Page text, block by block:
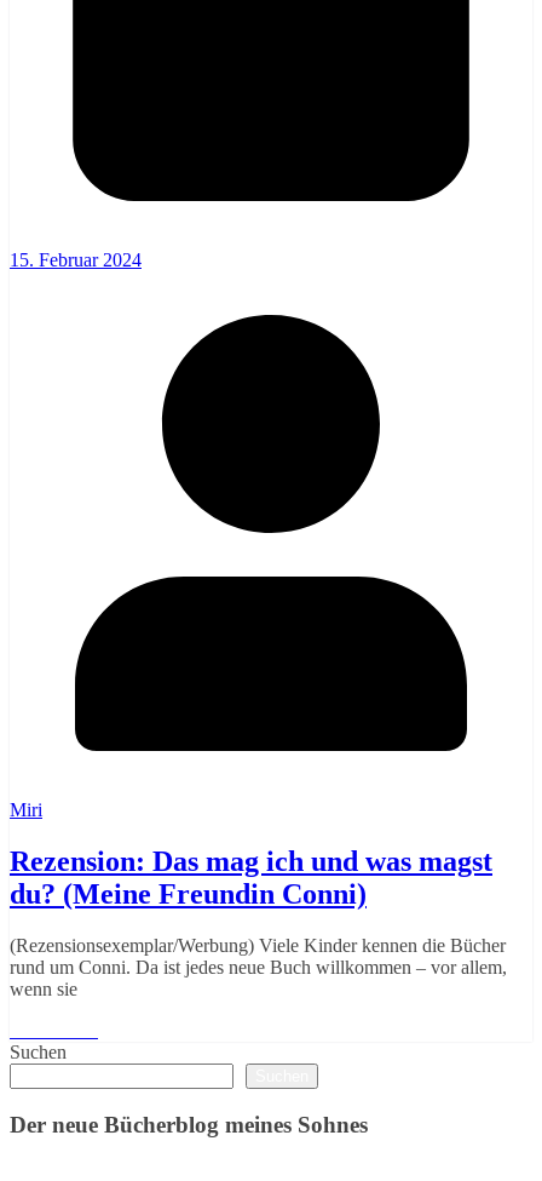
15. Februar 2024
Miri
Rezension: Das mag ich und was magst
du? (Meine Freundin Conni)
(Rezensionsexemplar/Werbung) Viele Kinder kennen die Bücher
rund um Conni. Da ist jedes neue Buch willkommen – vor allem,
wenn sie
Suchen
Der neue Bücherblog meines Sohnes